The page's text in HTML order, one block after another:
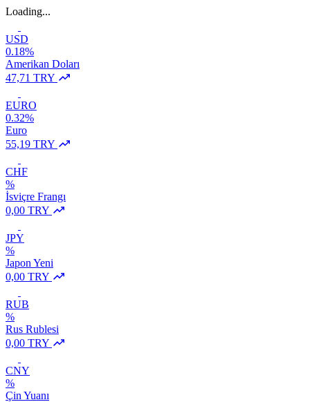
Loading...
USD
0.18%
Amerikan Doları
47,71 TRY
EURO
0.32%
Euro
55,19 TRY
CHF
%
İsviçre Frangı
0,00 TRY
JPY
%
Japon Yeni
0,00 TRY
RUB
%
Rus Rublesi
0,00 TRY
CNY
%
Çin Yuanı